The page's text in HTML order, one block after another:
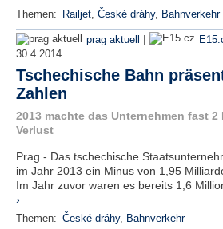
Themen: Railjet, České dráhy, Bahnverkehr
prag aktuell |
30.4.2014
Tschechische Bahn
Zahlen
2013 machte das Unternehmen fast
Verlust
Prag - Das tschechische
im Jahr 2013 ein Minus von 1,95
Im Jahr zuvor waren es bereits 1,6
›
Themen: České dráhy, Bahnverkehr